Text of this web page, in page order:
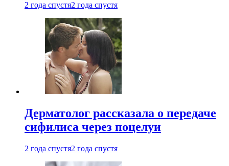
2 года спустя2 года спустя
Дерматолог рассказала о передаче
сифилиса через поцелуи
2 года спустя2 года спустя